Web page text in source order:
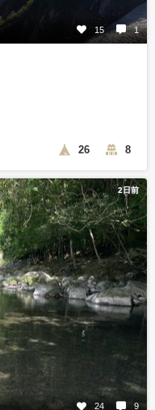
15 1
26 8
2日前
24 9